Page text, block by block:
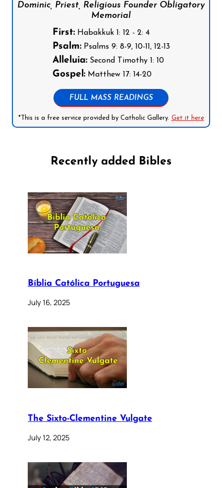
Dominic, Priest, Religious Founder Obligatory
Memorial
First:Habakkuk 1: 12 - 2: 4
Psalm:Psalms 9: 8-9, 10-11, 12-13
Alleluia:Second Timothy 1: 10
Gospel:Matthew 17: 14-20
FULL MASS READINGS
*This is a free service provided by Catholic Gallery. Get it here
Recently added Bibles
Bíblia Católica Portuguesa
July 16, 2025
The Sixto-Clementine Vulgate
July 12, 2025